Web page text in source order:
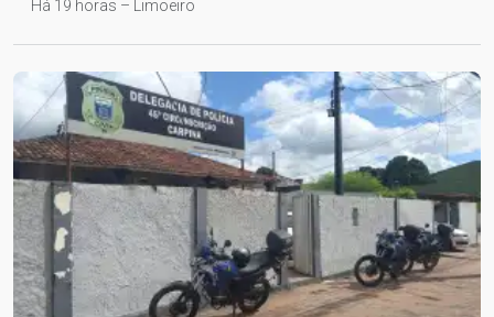
Há 19 horas – Limoeiro